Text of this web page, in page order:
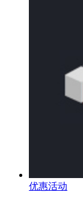
优惠活动